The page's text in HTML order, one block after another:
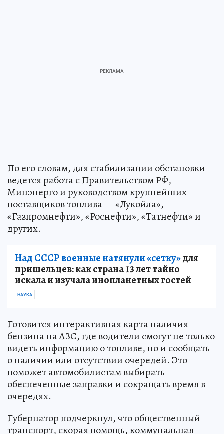
По его словам, для стабилизации обстановки
ведется работа с Правительством РФ,
Минэнерго и руководством крупнейших
поставщиков топлива — «Лукойла»,
«Газпромнефти», «Роснефти», «Татнефти» и
других.
Над СССР военные натянули «сетку»для
пришельцев: как страна 13 лет тайно
искала и изучала инопланетных гостей
НАУКА
Готовится интерактивная карта наличия
бензина на АЗС, где водители смогут не только
видеть информацию о топливе, но и сообщать
о наличии или отсутствии очередей. Это
поможет автомобилистам выбирать
обеспеченные заправки и сокращать время в
очередях.
Губернатор подчеркнул, что общественный
транспорт, скорая помощь, коммунальная